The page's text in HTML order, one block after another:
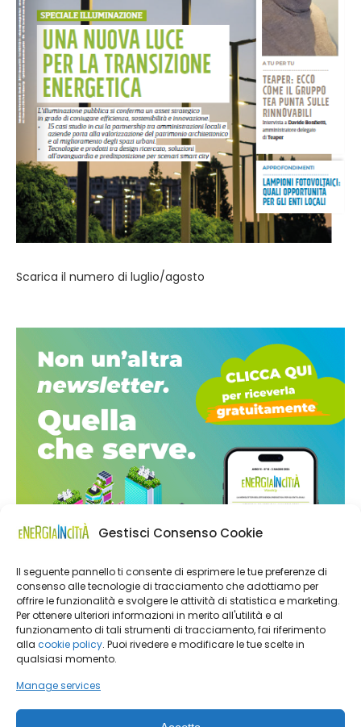
Gestisci Consenso Cookie
Il seguente pannello ti consente di esprimere le tue preferenze di
consenso alle tecnologie di tracciamento che adottiamo per
offrire le funzionalità e svolgere le attività di statistica e marketing.
Per ottenere ulteriori informazioni in merito all'utilità e al
funzionamento di tali strumenti di tracciamento, fai riferimento
alla cookie policy. Puoi rivedere e modificare le tue scelte in
qualsiasi momento.
Manage services
Scarica il numero di luglio/agosto